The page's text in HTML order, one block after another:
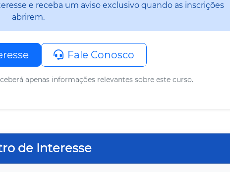
e receba um aviso exclusivo quando as inscrições
abrirem.
Fale Conosco
apenas informações relevantes sobre este curso.
de Interesse